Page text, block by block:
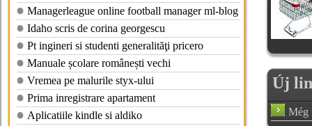
Managerleague online football manager ml-blog
Idaho scris de corina georgescu
Pt ingineri si studenti generalităţi pricero
Manuale școlare românești vechi
Vremea pe malurile styx-ului
Prima inregistrare apartament
Aplicatiile kindle si aldiko
Új
Még